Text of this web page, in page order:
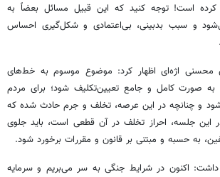
است! توجه کنید که این قبیل مسائل بعضاً به
و سبب بدبینی، بی‌اعتمادی و شکل‌گیری احساس
محسنی اژه‌ای اظهار کرد: موضوع موسوم به خط‌های
به صورت کامل و جامع تعیین‌تکلیف شود؛ برای مردم
و چنانچه در این عرصه، تخلف و جرم حادث شده که
این جلسه، احراز تخلف در آن قطعی است، باید جلوی
به حسبه و مبتنی بر قانون و مقررات برخورد شود.
اکنون در شرایط جنگی به سر می‌بریم و سرمایه